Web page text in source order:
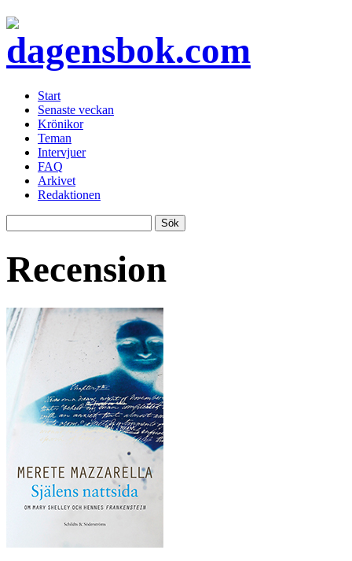
Start
Senaste veckan
Krönikor
Teman
Intervjuer
FAQ
Arkivet
Redaktionen
Recension